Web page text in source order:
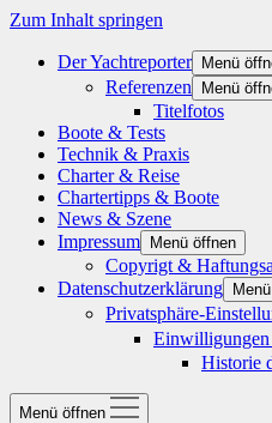
Zum Inhalt springen
Der Yachtreporter Menü
Referenzen Menü
Titelfotos
Boote & Tests
Technik & Praxis
Charter & Reise
Chartertipps & Boote
News & Szene
Impressum
Menü öffnen
Copyrigt &
Datenschutzerklärung
Privatsphäre-
Historie
Menü öffnen